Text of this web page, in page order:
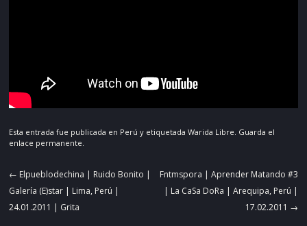
Esta entrada fue publicada en Perú y etiquetada Warida Libre . Guarda el
enlace permanente
Navegador
de
artículos
← Elpueblodechina | Ruido Bonito |
Galería (E)star | Lima, Perú |
24.01.2011 | Grita
Fntmspora | Aprender Matando #3
| La CaSa DoRa | Arequipa, Perú |
17.02.2011 →